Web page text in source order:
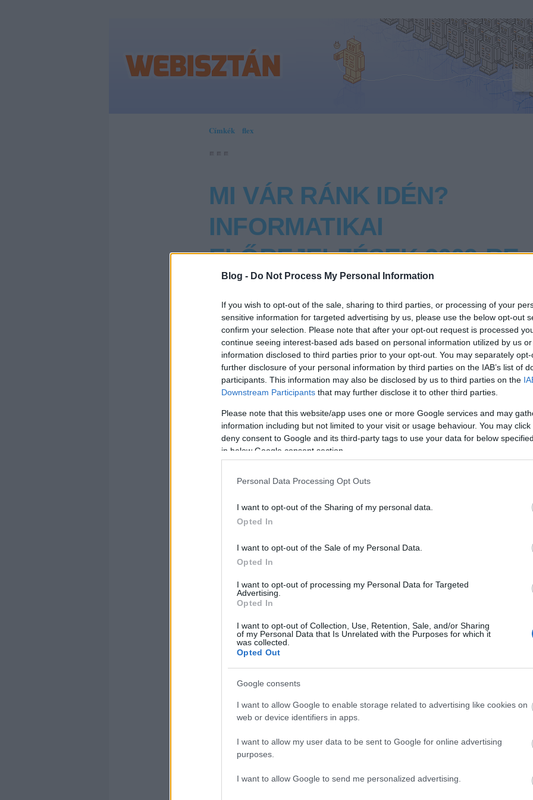
Blog - Do Not Process My Personal Information
If you wish to opt-out of the sale, sharing to third parties, or processing of your
sensitive information for targeted advertising by us, please use the below opt-out
confirm your selection. Please note that after your opt-out request is processed
continue seeing interest-based ads based on personal information utilized by us
information disclosed to third parties prior to your opt-out. You may separately
further disclosure of your personal information by third parties on the IAB’s list of
participants. This information may also be disclosed by us to third parties on the
Downstream Participants that may further disclose it to other third parties.
Please note that this website/app uses one or more Google services and may
information including but not limited to your visit or usage behaviour. You may
deny consent to Google and its third-party tags to use your data for below
in below Google consent section.
Personal Data Processing Opt Outs
I want to opt-out of the Sharing of my personal data.
Opted In
I want to opt-out of the Sale of my Personal Data.
Opted In
I want to opt-out of processing my Personal Data for Targeted
Advertising.
Opted In
I want to opt-out of Collection, Use, Retention, Sale, and/or Sharing
of my Personal Data that Is Unrelated with the Purposes for which it
was collected.
Opted Out
Google consents
I want to allow Google to enable storage related to advertising like cookies on
web or device identifiers in apps.
I want to allow my user data to be sent to Google for online advertising
purposes.
I want to allow Google to send me personalized advertising.
Címkék flex
MI VÁR RÁNK IDÉN?
INFORMATIKAI
ELŐREJELZÉSEK 2009-RE
Az évforduló minden IT lapban az elkövetkező évre
előrejelzésekről szól. Most én is kipróbálom, milyen
módban írni a jövőről. Csak az engem leginkább
területekről írok, abból is kihagytam a Webisztánon
offtopik témákat (pl. self…
Ha tetszett ez a post, oszd meg Facebookon Twitteren vagy Google+-on!
Címkék: google iwiw üzlet
komment
FLEX: A FLASH ÚJ
RENESZÁNSZA?
Valamikor a kilencvenes évek végén leginkább egy
partnercég ügyfeleinek készítettünk weboldalakat. A
vezetője egyik alkalommal nálunk járt, és teátrálisan
weboldalra: Bemutatom az internet jövőjét! - mondta.
Olvasom tovább »